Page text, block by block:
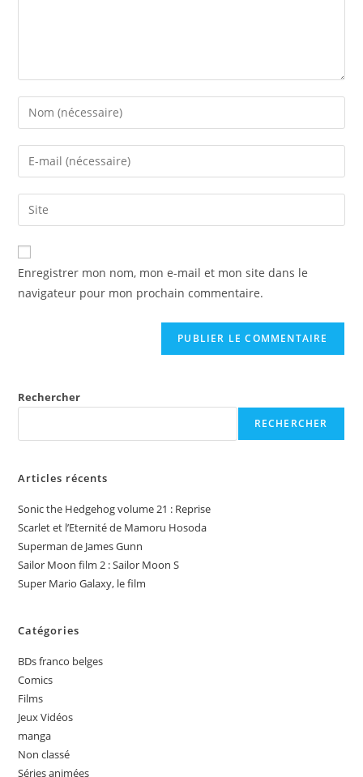
Enter
your
name
comment
Enter
your
email
address
comment
Saisir
l’URL
de
votre
(facultatif)
Enregistrer mon nom, mon e-mail et mon site dans le
navigateur pour mon prochain commentaire.
Rechercher
RECHERCHER
Articles récents
Sonic the Hedgehog volume 21 : Reprise
Scarlet et l’Eternité de Mamoru Hosoda
Superman de James Gunn
Sailor Moon film 2 : Sailor Moon S
Super Mario Galaxy, le film
Catégories
BDs franco belges
Comics
Films
Jeux Vidéos
manga
Non classé
Séries animées